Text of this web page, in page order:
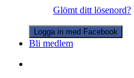
Glömt ditt lösenord?
Logga in med Facebook
Bli medlem